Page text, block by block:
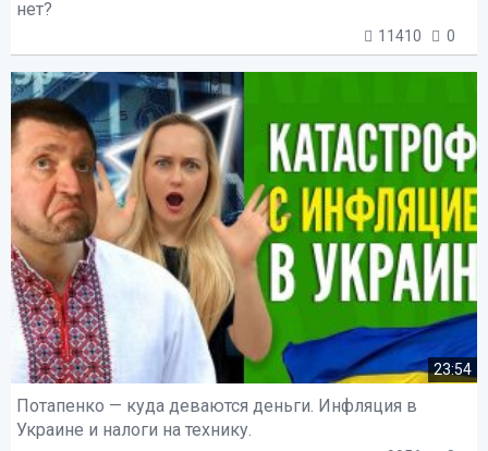
нет?
11410 0
23:54
Потапенко — куда деваются деньги. Инфляция в
Украине и налоги на технику.